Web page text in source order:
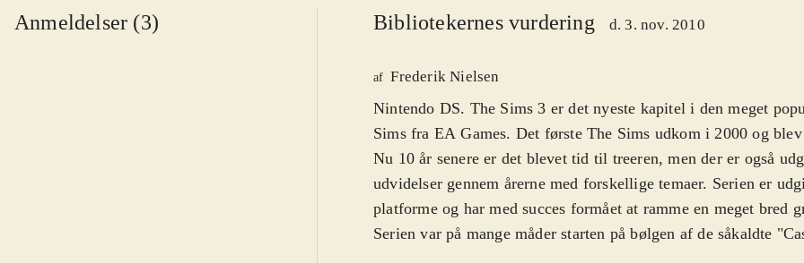
Anmeldelser (3) Bibliotekernes vurdering d. 3. nov. 2010
af Frederik Nielsen
Nintendo DS. The Sims 3 er det nyeste kapitel i den meget
Sims fra EA Games. Det første The Sims udkom i 2000 og
Nu 10 år senere er det blevet tid til treeren, men der er også
udvidelser gennem årerne med forskellige temaer. Serien er
platforme og har med succes formået at ramme en meget bred
Serien var på mange måder starten på bølgen af de såkaldte